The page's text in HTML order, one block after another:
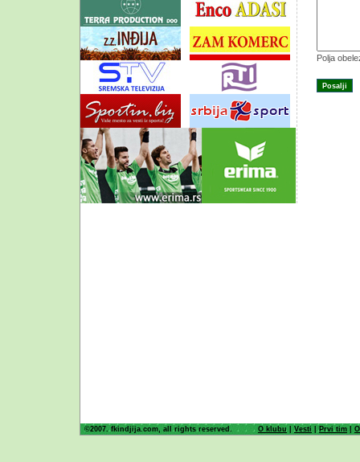
Polja
©2007. fkindjija.com, all rights reserved. O klubu |Vesti | Prvi tim |